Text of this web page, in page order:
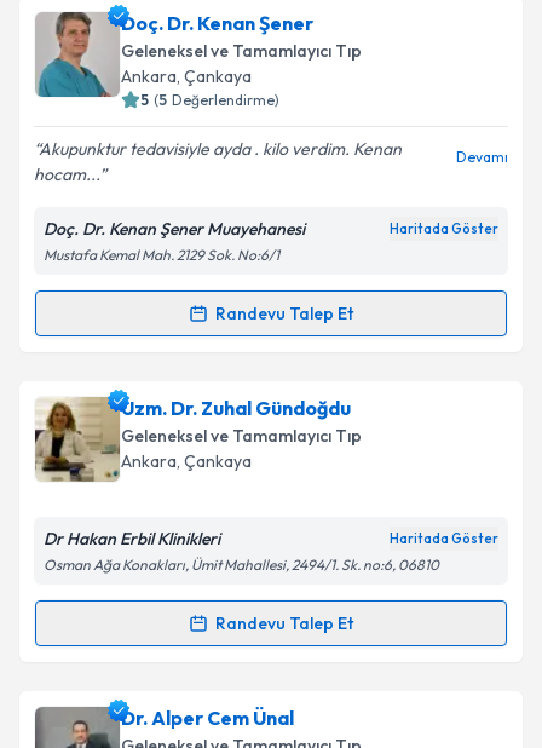
Takvim Talebini Gönder
Dr. Elif Fatma Karaiçin randevu takvimi talebi
oluşturun. Size bu uzmandan randevu almanız için bir
takvim hazırlandığında e-posta ile bilgilendireceğiz.
Kişisel verilerimin işlenmesine ilişkin
Aydınlatma
Metni'ni okudum ve kişisel verilerimin belirtilen
kapsamda işlenmesini kabul ediyorum.
Doç. Dr. Kenan Şener
Geleneksel ve Tamamlayıcı Tıp
Ankara, Çankaya
5 (5 Değerlendirme)
Akupunktur tedavisiyle ayda . kilo verdim. Kenan
hocam...
Devamı
Doç. Dr. Kenan Şener Muayehanesi Haritada Göster
Mustafa Kemal Mah. 2129 Sok. No:6/1
Randevu Talep Et
Randevu Takvimi Talebi
Doç. Dr. Kenan Şeneriçin randevu takvimi talebi
oluşturun. Size bu uzmandan randevu almanız için bir
takvim hazırlandığında e-posta ile bilgilendireceğiz.
Kişisel verilerimin işlenmesine ilişkin
Metni'ni okudum ve kişisel verilerimin belirtilen
Uzm. Dr. Zuhal Gündoğdu
Geleneksel ve Tamamlayıcı Tıp
Ankara, Çankaya
Dr Hakan Erbil Klinikleri Haritada Göster
Osman Ağa Konakları, Ümit Mahallesi, 2494/1. Sk. no:6, 06810
Randevu Talep Et
Randevu Takvimi Talebi
Uzm. Dr. Zuhal Gündoğdu
talebi oluşturun. Size bu uzmandan randevu almanız
Dr. Alper Cem Ünal